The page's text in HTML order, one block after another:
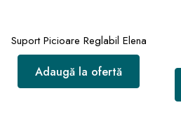
Suport Picioare Reglabil Elena
Adaugă la ofertă